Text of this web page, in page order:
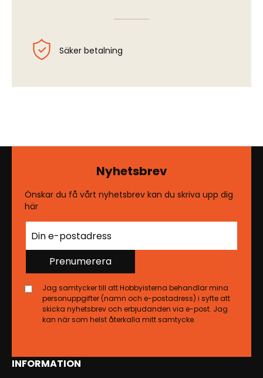
Säker betalning
INFORMATION
Nyhetsbrev
Önskar du få vårt nyhetsbrev kan du skriva upp dig
här
Prenumerera
Jag samtycker till att Hobbyisterna behandlar mina
personuppgifter (namn och e-postadress) i syfte att
skicka nyhetsbrev och erbjudanden via e-post. Jag
kan när som helst återkalla mitt samtycke.